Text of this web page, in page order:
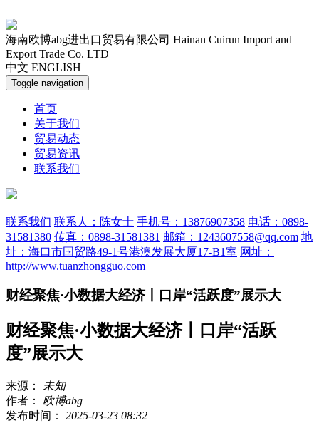
海南欧博abg进出口贸易有限公司 Hainan Cuirun Import and
Export Trade Co. LTD
中文 ENGLISH
Toggle navigation
首页
关于我们
贸易动态
贸易资讯
联系我们
联系我们 联系人：陈女士 手机号：13876907358 电话：0898-
31581380 传真：0898-31581381 邮箱：1243607558@qq.com 地
址：海口市国贸路49-1号港澳发展大厦17-B1室 网址：
http://www.tuanzhongguo.com
财经聚焦·小数据大经济丨口岸“活跃度”展示大
财经聚焦·小数据大经济丨口岸“活跃
度”展示大
来源：
未知
作者： 欧博abg
发布时间： 2025-03-23 08:32